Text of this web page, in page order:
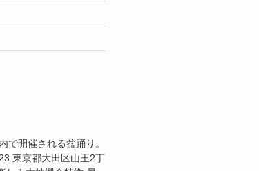
で開催される盆踊り。
東京都大田区山王2丁